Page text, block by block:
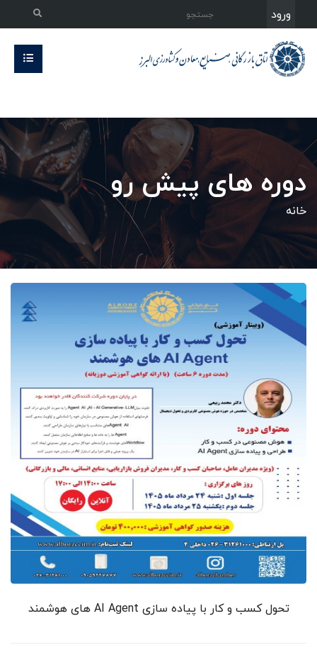
ورود
دوره های پیش رو
خانه
تحول کسب و کار با پیاده سازی AI Agent های هوشمند